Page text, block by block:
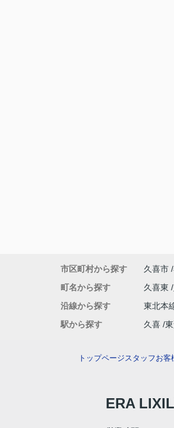
市区町村から探す 久喜市
町名から探す
久喜東
沿線から探す
東北本
駅から探す
久喜
トップページスタッフお客
ERA